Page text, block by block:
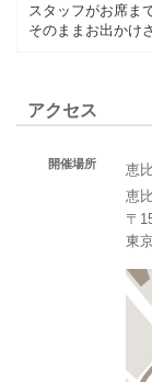
スタッフがお席ま
そのままお出かけ
アクセス
開催場所
恵
恵
〒
東